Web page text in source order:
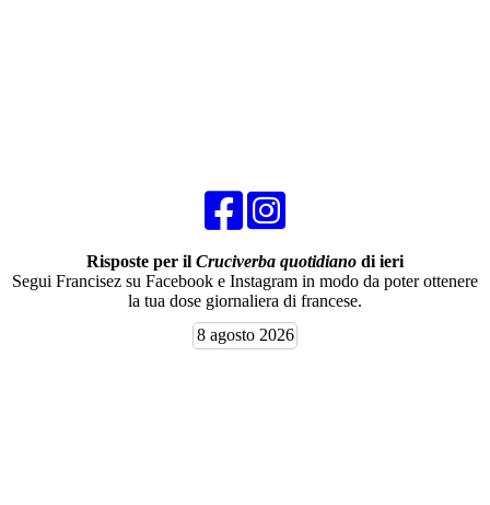
Risposte per il Cruciverba quotidiano di ieri
Segui Francisez su Facebook e Instagram in modo da poter ottenere
la tua dose giornaliera di francese.
8 agosto 2026